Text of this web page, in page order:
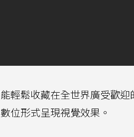
輕鬆收藏在全世界廣受歡迎
位形式呈現視覺效果。